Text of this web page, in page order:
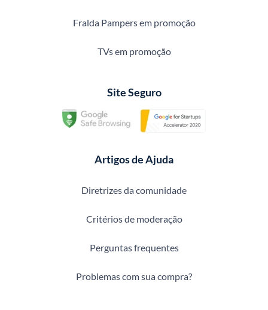
Fralda Pampers em promoção
TVs em promoção
Site Seguro
Artigos de Ajuda
Diretrizes da comunidade
Critérios de moderação
Perguntas frequentes
Problemas com sua compra?